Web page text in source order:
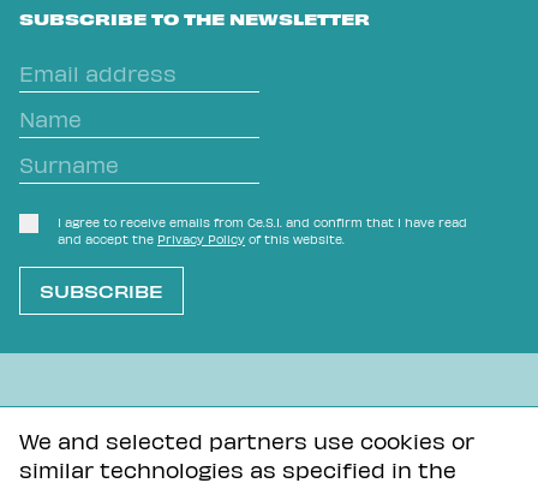
We and selected partners use cookies or
similar technologies as specified in the
SUBSCRIBE TO THE NEWSLETTER
I agree to receive emails from Ce.S.I. and confirm that I have read
and accept the Privacy Policy of this website.
Privacy Policy